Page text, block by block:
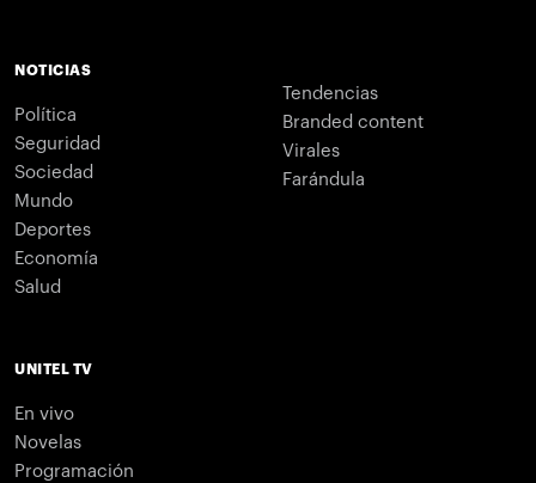
NOTICIAS
Política
Seguridad
Sociedad
Mundo
Deportes
Economía
Salud
Tendencias
Branded content
Virales
Farándula
UNITEL TV
En vivo
Novelas
Programación